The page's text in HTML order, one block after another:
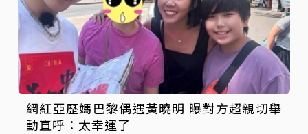
網紅亞歷媽巴黎偶遇黃曉明 曝對方超親切舉
動直呼：太幸運了